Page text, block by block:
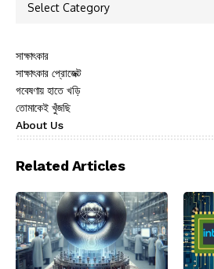
সাক্ষাৎকার
সাক্ষাৎকার প্রোজেক্ট
গবেষণায় হাতে খড়ি
তোমাকেই খুঁজছি
About Us
Related Articles